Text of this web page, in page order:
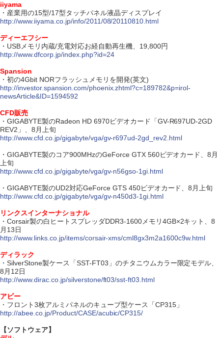
iiyama
・産業用の15型/17型タッチパネル液晶ディスプレイ
http://www.iiyama.co.jp/info/2011/08/20110810.html
ディーエフシー
・USBメモリ内蔵/充電対応お経自動再生機、19,800円
http://www.dfcorp.jp/index.php?id=24
Spansion
・初の4Gbit NORフラッシュメモリを開発(英文)
http://investor.spansion.com/phoenix.zhtml?c=189782&p=irol-
newsArticle&ID=1594592
CFD販売
・GIGABYTE製のRadeon HD 6970ビデオカード「GV-R697UD-2GD
REV2」、8月上旬
http://www.cfd.co.jp/gigabyte/vga/gv-r697ud-2gd_rev2.html
・GIGABYTE製のコア900MHzのGeForce GTX 560ビデオカード、8月
上旬
http://www.cfd.co.jp/gigabyte/vga/gv-n56gso-1gi.html
・GIGABYTE製のUD2対応GeForce GTS 450ビデオカード、8月上旬
http://www.cfd.co.jp/gigabyte/vga/gv-n450d3-1gi.html
リンクスインターナショナル
・Corsair製の白ヒートスプレッダDDR3-1600メモリ4GB×2キット、8
月13日
http://www.links.co.jp/items/corsair-xms/cml8gx3m2a1600c9w.html
ディラック
・SilverStone製ケース「SST-FT03」のチタニウムカラー限定モデル、
8月12日
http://www.dirac.co.jp/silverstone/ft03/sst-ft03.html
アビー
・フロント3枚アルミパネルのキューブ型ケース「CP315」
http://abee.co.jp/Product/CASE/acubic/CP315/
【ソフトウェア】